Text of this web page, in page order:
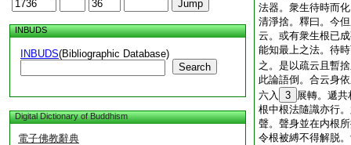
INBUDS
INBUDS(Bibliographic Database)
Search
Digital Dictionary of Buddhism
電子佛教辭典
法器。衆生待時而
清淨捨。釋曰。今
云。或有衆生根已
能知最上之法。待
之。是以疏云且暫
此論語倒。合云身
六入
3 展轉。遞
根中根法隨識亦行
聲。聲身並在内根
令根被縛不得解脱